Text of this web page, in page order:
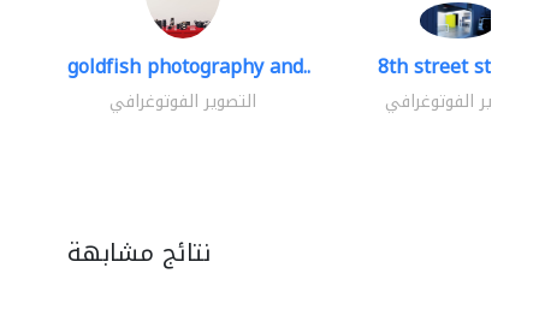
goldfish photography and..
التصوير الفوتوغرافي
8th street studios
التصوير الفوتوغرافي
نتائج مشابهة